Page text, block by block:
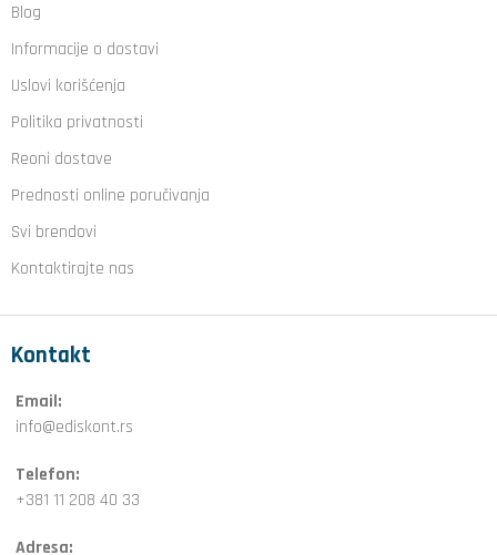
Blog
Informacije o dostavi
Uslovi korišćenja
Politika privatnosti
Reoni dostave
Prednosti online poručivanja
Svi brendovi
Kontaktirajte nas
Kontakt
Email:
info@ediskont.rs
Telefon:
+381 11 208 40 33
Adresa: